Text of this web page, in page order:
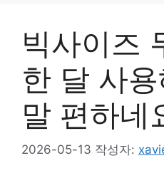
빅사이즈
한 달 사
말 편하네
2026-05-13 작성자: